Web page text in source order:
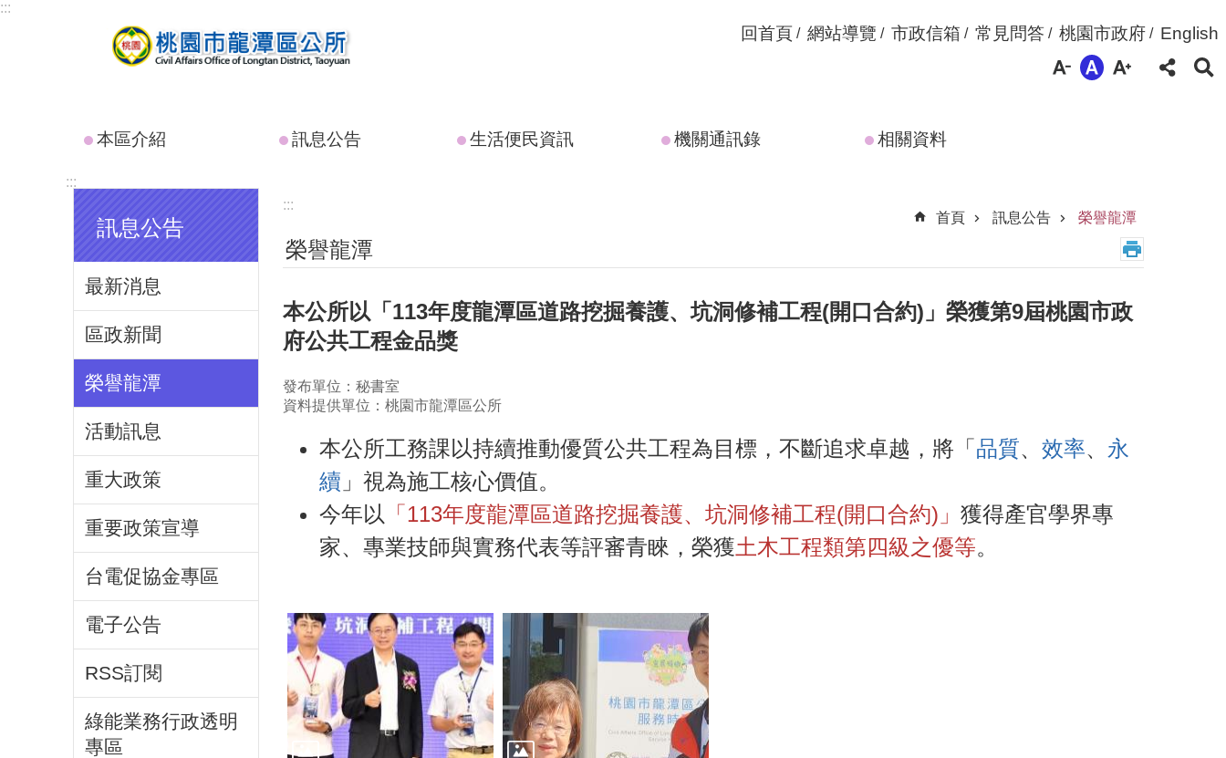
跳到主要內容區塊
:::
回首頁 網站導覽 市政信箱 常見問答 桃園市政府 English
本區介紹 訊息公告 生活便民資訊 機關通訊錄 相關資料
:::
訊息公告
最新消息
區政新聞
榮譽龍潭
活動訊息
重大政策
重要政策宣導
台電促協金專區
電子公告
RSS訂閱
綠能業務行政透明
專區
:::
首頁
訊息公告 榮譽龍潭
榮譽龍潭
本公所以「113年度龍潭區道路挖掘養護、坑洞修補工程(開口合約)」榮獲第9屆桃園市政
府公共工程金品獎
發布單位：秘書室
資料提供單位：桃園市龍潭區公所
本公所工務課以持續推動優質公共工程為目標，不斷追求卓越，將「 品質、 效率、 永
續 」視為施工核心價值。
今年以 「113年度龍潭區道路挖掘養護、坑洞修補工程(開口合約)」 獲得產官學界專
家、專業技師與實務代表等評審青睞，榮獲土木工程類第四級之優等。